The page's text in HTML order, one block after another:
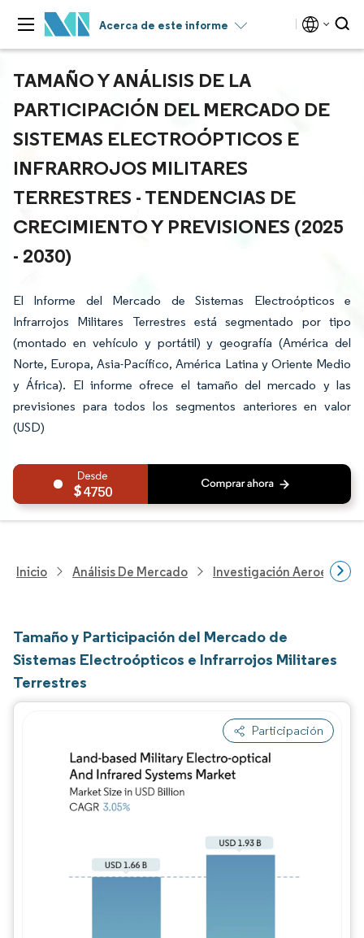
Acerca de este informe
TAMAÑO Y ANÁLISIS DE LA
PARTICIPACIÓN DEL MERCADO DE
SISTEMAS ELECTROÓPTICOS E
INFRARROJOS MILITARES
TERRESTRES - TENDENCIAS DE
CRECIMIENTO Y PREVISIONES (2025
- 2030)
El Informe del Mercado de Sistemas Electroópticos e
Infrarrojos Militares Terrestres está segmentado por tipo
(montado en vehículo y portátil) y geografía (América del
Norte, Europa, Asia-Pacífico, América Latina y Oriente Medio
y África). El informe ofrece el tamaño del mercado y las
previsiones para todos los segmentos anteriores en valor
(USD)
4750
Inicio Análisis De Mercado Investigación
Tamaño y Participación del Mercado de
Sistemas Electroópticos e Infrarrojos Militares
Terrestres
Participación